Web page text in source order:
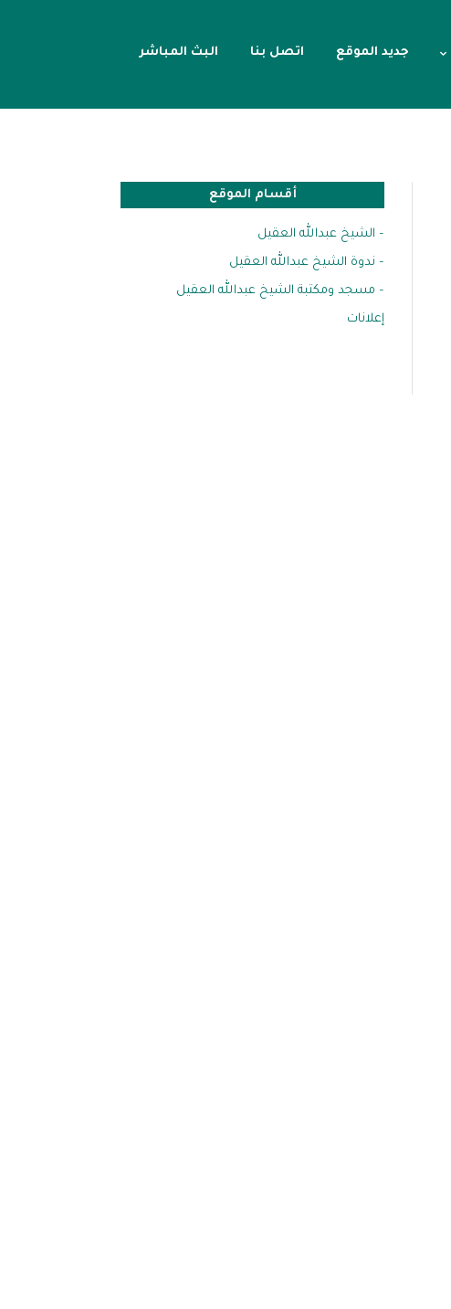
جديد الموقع اتصل بنا البث المباشر
أقسام الموقع
– الشيخ عبدالله العقيل
– ندوة الشيخ عبدالله العقيل
– مسجد ومكتبة الشيخ عبدالله العقيل
إعلانات